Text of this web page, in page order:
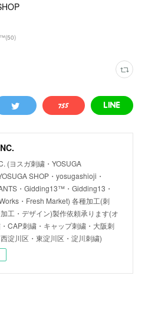
(50)
(ヨスガ刺繍・YOSUGA
SHOP・yosugashioji・
・Gidding13™・Gidding13・
・Fresh Market) 各種加工(刺
工・デザイン)製作依頼承ります(オ
CAP刺繍・キャップ刺繍・大阪刺
淀川区・東淀川区・淀川刺繍)